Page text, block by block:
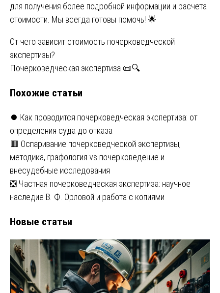
для получения более подробной информации и расчета
стоимости. Мы всегда готовы помочь! 🌟
Навигация
по
От чего зависит стоимость почерковедческой
экспертизы?
Почерковедческая экспертиза 📜🔍
Похожие статьи
⏺️ Как проводится почерковедческая экспертиза: от
определения суда до отказа
🟥 Оспаривание почерковедческой экспертизы,
методика, графология vs почерковедение и
внесудебные исследования
❎ Частная почерковедческая экспертиза: научное
наследие В. Ф. Орловой и работа с копиями
Новые статьи